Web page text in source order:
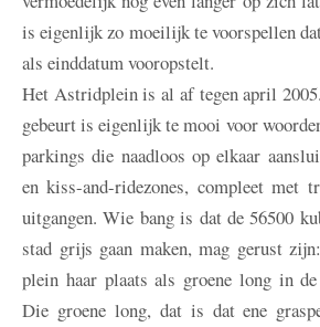
is eigenlijk zo moeilijk te voorspellen
als einddatum vooropstelt.
Het Astridplein is al af tegen april
gebeurt is eigenlijk te mooi voor
parkings die naadloos op elkaar
en kiss-and-ridezones, compleet met
uitgangen. Wie bang is dat de 56500
stad grijs gaan maken, mag gerust
plein haar plaats als groene long in de
Die groene long, dat is dat ene